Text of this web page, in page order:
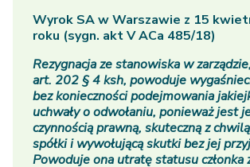
Wyrok SA w Warszawie z 15
roku (sygn. akt V ACa 485/18)
Rezygnacja ze stanowiska w
art. 202 § 4 ksh, powoduje
bez konieczności podejmowania
uchwały o odwołaniu, ponieważ jest
czynnością prawną, skuteczną z
spółki i wywołującą skutki bez jej
Powoduje ona utratę statusu członka